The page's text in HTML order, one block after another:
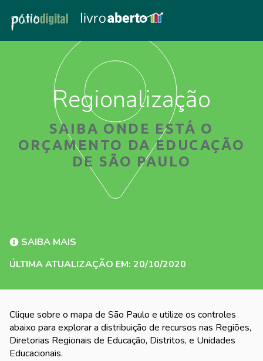
Regionalização
SAIBA ONDE ESTÁ O
ORÇAMENTO DA EDUCAÇÃO
DE SÃO PAULO
SAIBA MAIS
ÚLTIMA ATUALIZAÇÃO EM: 20/10/2020
Clique sobre o mapa de São Paulo e utilize os controles
abaixo para explorar a distribuição de recursos nas Regiões,
Diretorias Regionais de Educação, Distritos, e Unidades
Educacionais.